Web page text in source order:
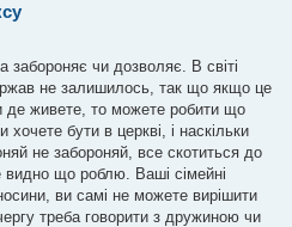
чи дозволяє. В світі
не залишилось, так що якщо це
де живете, то можете робити що
бути в церкві, і наскільки
не забороняй, все скотиться до
видно що роблю. Ваші сімейні
ви самі не можете вирішити
треба говорити з дружиною чи